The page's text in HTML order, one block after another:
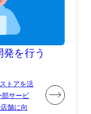
を行う
トアを活
部サービ
舗に向